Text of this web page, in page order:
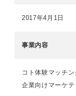
2017年4月1日
事業内容
コト体験マッチ
企業向けマーケテ